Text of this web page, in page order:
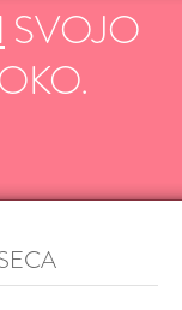
SVOJO